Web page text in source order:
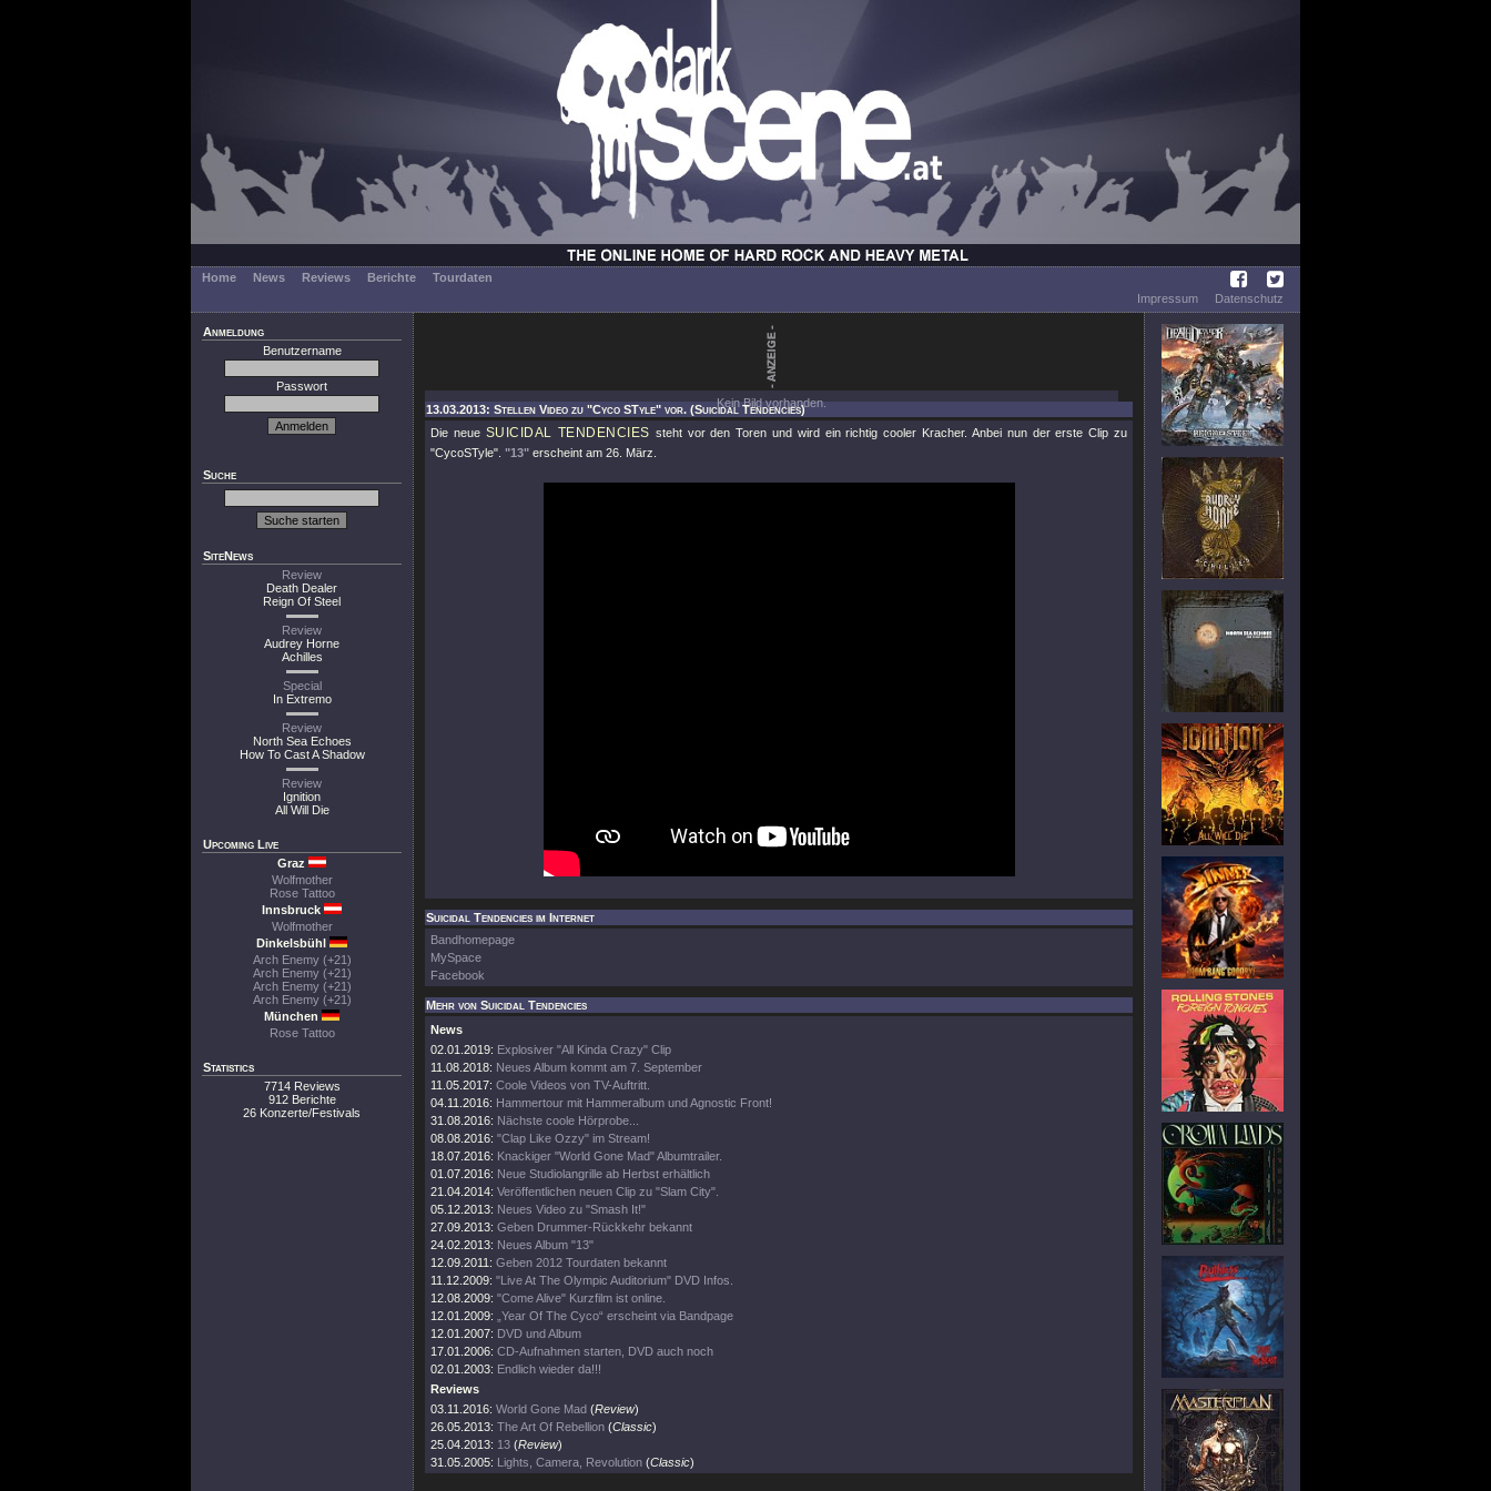
Home News Reviews Berichte
Tourdaten
Impressum
Datenschutz
Anmeldung
Benutzername
Passwort
Suche
SiteNews
Review
Death Dealer
Reign Of Steel
Review
Audrey Horne
Achilles
Special
In Extremo
Review
North Sea Echoes
How To Cast A Shadow
Review
Ignition
All Will Die
Upcoming Live
Graz
Wolfmother
Rose Tattoo
Innsbruck
Wolfmother
Dinkelsbühl
Arch Enemy (+21)
Arch Enemy (+21)
Arch Enemy (+21)
Arch Enemy (+21)
München
Rose Tattoo
Statistics
7714 Reviews
912 Berichte
26 Konzerte/Festivals
Kein Bild vorhanden.
13.03.2013: Stellen Video zu "Cyco STyle" vor. (Suicidal Tendencies)
Die neue SUICIDAL TENDENCIES steht vor den Toren und wird ein richtig cooler Kracher. Anbei nun der erste Clip zu
"CycoSTyle" "13" erscheint am 26. März.
Suicidal Tendencies im Internet
Bandhomepage
MySpace
Facebook
Mehr von Suicidal Tendencies
News
02.01.2019: Explosiver "All Kinda Crazy" Clip
11.08.2018: Neues Album kommt am 7. September
11.05.2017: Coole Videos von TV-Auftritt.
04.11.2016: Hammertour mit Hammeralbum und Agnostic Front!
31.08.2016: Nächste coole Hörprobe...
08.08.2016: "Clap Like Ozzy" im Stream!
18.07.2016: Knackiger "World Gone Mad" Albumtrailer.
01.07.2016: Neue Studiolangrille ab Herbst erhältlich
21.04.2014: Veröffentlichen neuen Clip zu "Slam City".
05.12.2013: Neues Video zu "Smash It!"
27.09.2013: Geben Drummer-Rückkehr bekannt
24.02.2013: Neues Album "13"
12.09.2011: Geben 2012 Tourdaten bekannt
11.12.2009: "Live At The Olympic Auditorium" DVD Infos.
12.08.2009: "Come Alive" Kurzfilm ist online.
12.01.2009:
„Year Of The Cyco“ erscheint via Bandpage
12.01.2007: DVD und Album
17.01.2006: CD-Aufnahmen starten, DVD auch noch
02.01.2003: Endlich wieder da!!!
Reviews
03.11.2016: World Gone Mad (Review)
26.05.2013: The Art Of Rebellion (Classic)
25.04.2013: 13 (Review)
31.05.2005: Lights, Camera, Revolution (Classic)